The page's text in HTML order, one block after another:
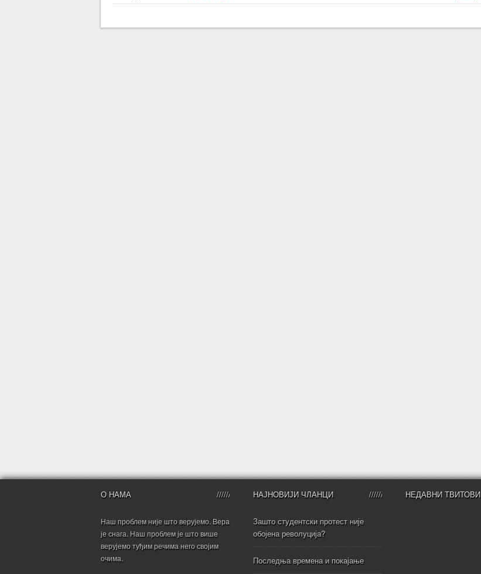
О НАМА
Наш проблем није што верујемо. Вера
је снага. Наш проблем је што више
верујемо туђим речима него својим
очима.
НАЈНОВИЈИ ЧЛАНЦИ
Зашто студентски протест није
обојена револуција?
Последња времена и покајање
НЕДАВНИ ТВИТОВИ